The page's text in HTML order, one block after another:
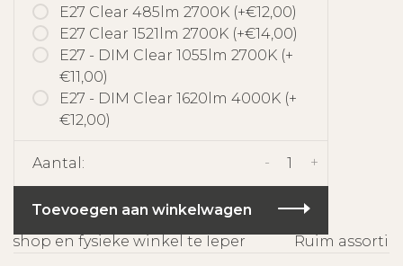
E27 Clear 485lm 2700K (+€12,00)
E27 Clear 1521lm 2700K (+€14,00)
E27 - DIM Clear 1055lm 2700K (+
€11,00)
E27 - DIM Clear 1620lm 4000K (+
€12,00)
Aantal: +
-
Toevoegen aan winkelwagen
en fysieke winkel te Ieper
Ruim